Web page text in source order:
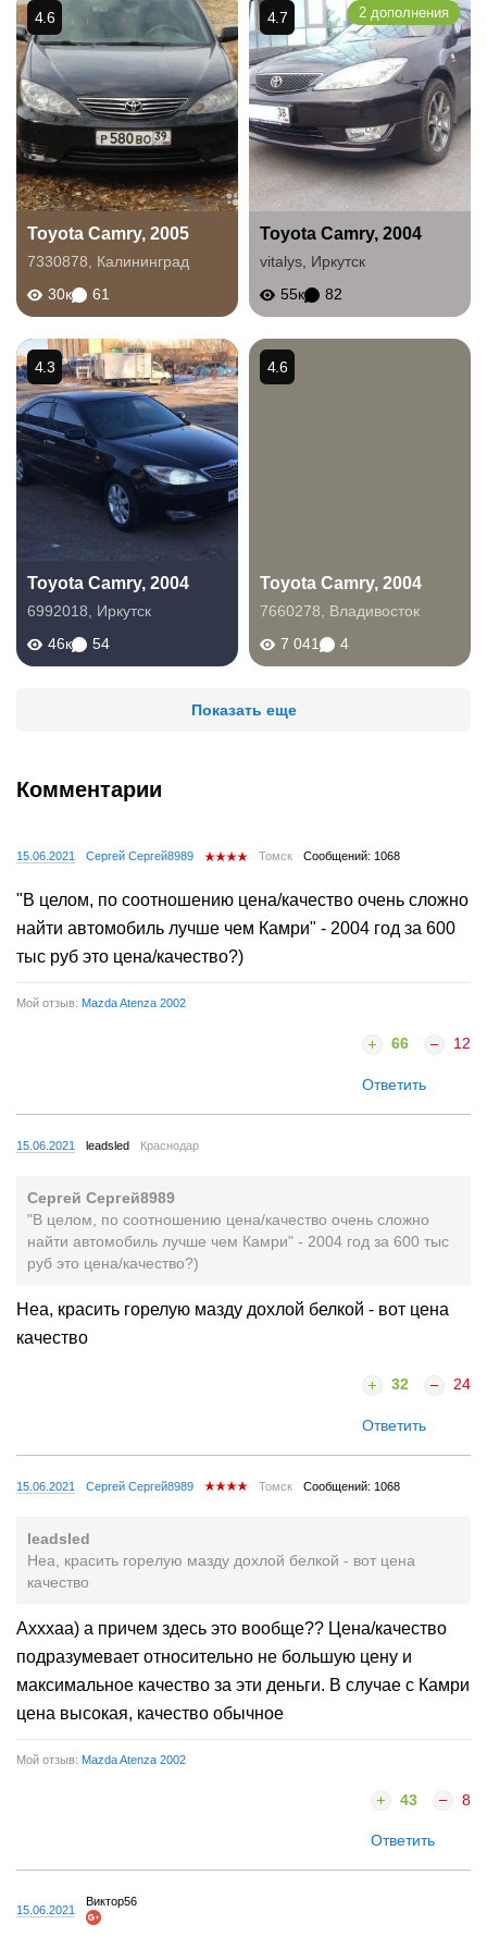
Toyota Camry, 2005
7330878
Калининград
30к
61
4.6
Toyota Camry, 2004
vitalys Иркутск
55к
82
4.7 2 дополнения
Toyota Camry, 2004
6992018
Иркутск
46к
54
4.3
Toyota Camry, 2004
7660278
Владивосток
7 041
4
4.6
Показать еще
Комментарии
15.06.2021 Сергей Сергей8989 Томск Сообщений: 1068
"В целом, по соотношению цена/качество очень сложно
найти автомобиль лучше чем Камри" - 2004 год за 600
тыс руб это цена/качество?)
Мой отзыв: Mazda Atenza 2002
66 12
Ответить
15.06.2021 leadsled Краснодар
Сергей Сергей8989
"В целом, по соотношению цена/качество очень сложно
найти автомобиль лучше чем Камри" - 2004 год за 600 тыс
руб это цена/качество?)
Неа, красить горелую мазду дохлой белкой - вот цена
качество
32 24
Ответить
15.06.2021 Сергей Сергей8989 Томск Сообщений: 1068
leadsled
Неа, красить горелую мазду дохлой белкой - вот цена
качество
Ахххаа) а причем здесь это вообще?? Цена/качество
подразумевает относительно не большую цену и
максимальное качество за эти деньги. В случае с Камри
цена высокая, качество обычное
Мой отзыв: Mazda Atenza 2002
43 8
Ответить
15.06.2021
Виктор56